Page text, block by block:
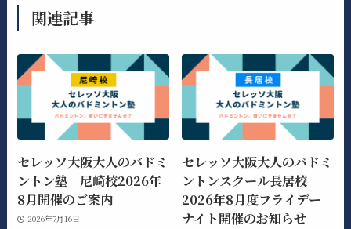
関連記事
セレッソ大阪大人のバドミ
ントン塾 尼崎校2026年
8月開催のご案内
2026年7月16日
セレッソ大阪大人のバドミ
ントンスクール長居校
2026年8月度フライデー
ナイト開催のお知らせ